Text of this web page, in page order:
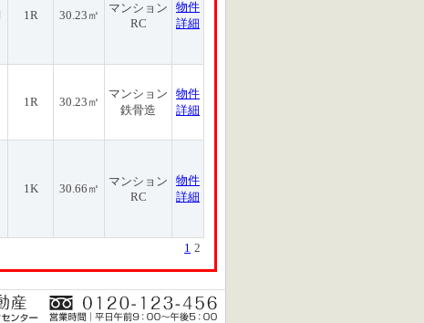
1R 30.23㎡
マンション
RC
物件
詳細
1R 30.23㎡
マンション
鉄骨造
物件
詳細
1K 30.66㎡
マンション
RC
物件
詳細
1 2